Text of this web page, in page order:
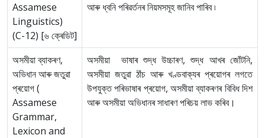
Assamese
Linguistics)
(C-12) [৬ ক্ৰেডিট]
আৰু ধ্বনি পৰিৱৰ্তনৰ নিয়মসমূহ জানিব পাৰিব ৷
অসমীয়া ব্যাকৰণ,
অভিধান আৰু জতুৱা
প্ৰয়োগ (
Assamese
Grammar,
Lexicon and
অসমীয়া ভাষাৰ শুদ্ধ উচ্চাৰণ, শুদ্ধ আখৰ জোঁটনি,
অসমীয়া জতুৱা ঠাঁচ আৰু খণ্ডবাক্যৰ প্ৰয়োগৰ লগতে
উপযুক্ত পৰিভাষাৰ প্ৰয়োগ, অসমীয়া ব্যাকৰণৰ বিবিধ দিশ
আৰু অসমীয়া অভিধানৰ সাধাৰণ পৰিচয় লাভ কৰিব।